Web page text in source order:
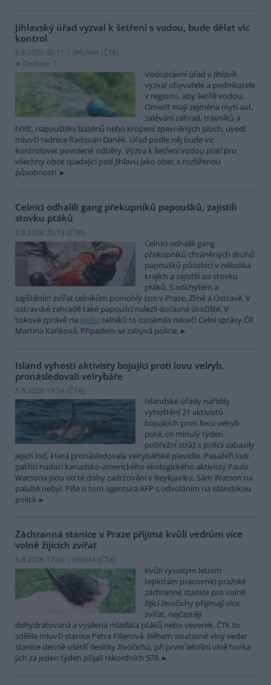
Jihlavský úřad vyzval k šetření s vodou, bude dělat víc
kontrol
6.8.2026 00:51 | JIHLAVA (ČTK)
Diskuse: 1
Vodoprávní úřad v Jihlavě
vyzval obyvatele a podnikatele
v regionu, aby šetřili vodou.
Omezit mají zejména mytí aut,
zalévání zahrad, trávníků a
hřišť, napouštění bazénů nebo kropení zpevněných ploch, uvedl
mluvčí radnice Radovan Daněk. Úřad podle něj bude víc
kontrolovat povolené odběry. Výzva k šetření vodou platí pro
všechny obce spadající pod Jihlavu jako obec s rozšířenou
působností.
Celníci odhalili gang překupníků papoušků, zajistili
stovku ptáků
5.8.2026 20:13 (ČTK)
Celníci odhalili gang
překupníků chráněných druhů
papoušků působící v několika
krajích a zajistili asi stovku
ptáků. S odchytem a
zajištěním zvířat celníkům pomohly zoo v Praze, Zlíně a Ostravě. V
ostravské zahradě také papoušci nalezli dočasné útočiště. V
tiskové zprávě na webu celníků to oznámila mluvčí Celní správy ČR
Martina Kaňková. Případem se zabývá policie.
Island vyhostí aktivisty bojující proti lovu velryb,
pronásledovali velrybáře
5.8.2026 19:54 (ČTK)
Islandské úřady nařídily
vyhoštění 21 aktivistů
bojujících proti lovu velryb
poté, co minulý týden
pobřežní stráž s policií zabavily
jejich loď, která pronásledovala velrybářské plavidlo. Pasažéři lodi
patřící nadaci kanadsko-amerického ekologického aktivisty Paula
Watsona jsou od té doby zadržováni v Reykjavíku. Sám Watson na
palubě nebyl. Píše o tom agentura AFP s odvoláním na islandskou
policii.
Záchranná stanice v Praze přijímá kvůli vedrům více
volně žijících zvířat
5.8.2026 17:40 | PRAHA (ČTK)
Kvůli vysokým letním
teplotám pracovníci pražské
záchranné stanice pro volně
žijící živočichy přijímají více
zvířat, nejčastěji
dehydratovaná a vysílená mláďata ptáků nebo veverek. ČTK to
sdělila mluvčí stanice Petra Fišerová. Během současné vlny veder
stanice denně ošetří desítky živočichů, při první letošní vlně horka
jich za jeden týden přijali rekordních 578.